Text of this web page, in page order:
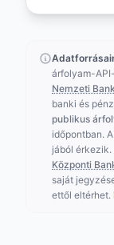
árfolyam-
Nemzeti Bank
banki és
publikus
időpontban.
jából érkezik.
Központi
saját
ettől eltérhet.